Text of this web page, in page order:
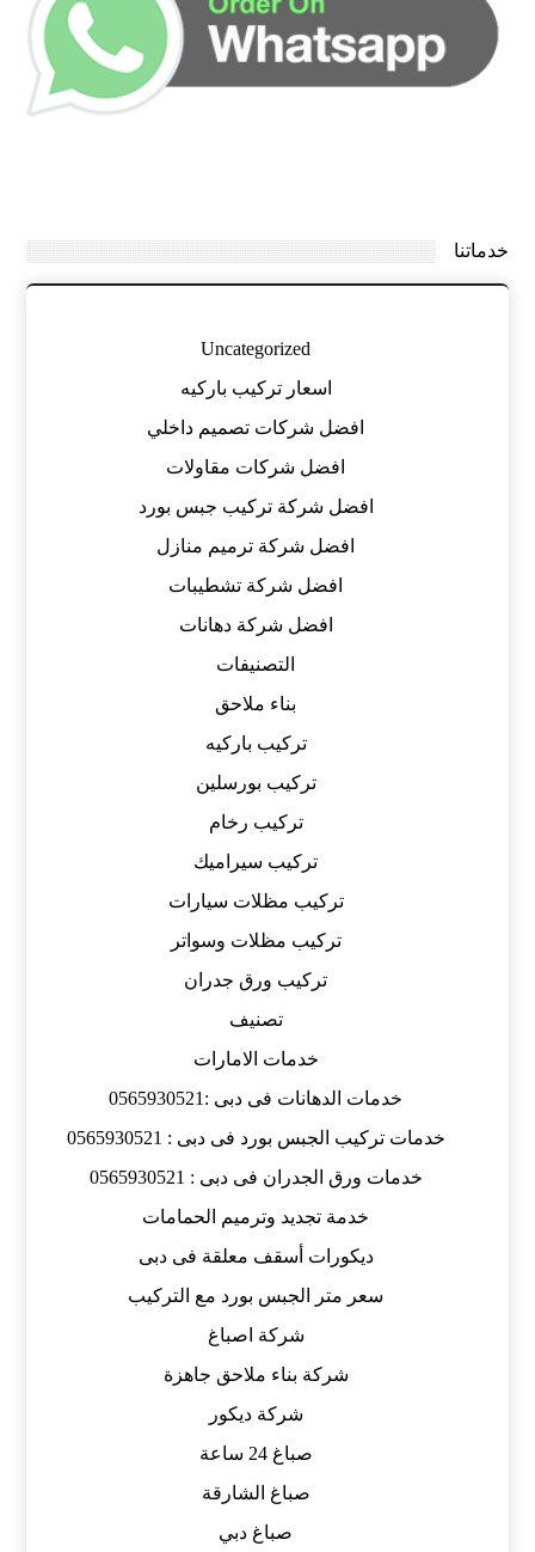
خدماتنا
Uncategorized
اسعار تركيب باركيه
افضل شركات تصميم داخلي
افضل شركات مقاولات
افضل شركة تركيب جبس بورد
افضل شركة ترميم منازل
افضل شركة تشطيبات
افضل شركة دهانات
التصنيفات
بناء ملاحق
تركيب باركيه
تركيب بورسلين
تركيب رخام
تركيب سيراميك
تركيب مظلات سيارات
تركيب مظلات وسواتر
تركيب ورق جدران
تصنيف
خدمات الامارات
خدمات الدهانات فى دبى :0565930521
خدمات تركيب الجبس بورد فى دبى : 0565930521
خدمات ورق الجدران فى دبى : 0565930521
خدمة تجديد وترميم الحمامات
ديكورات أسقف معلقة فى دبى
سعر متر الجبس بورد مع التركيب
شركة اصباغ
شركة بناء ملاحق جاهزة
شركة ديكور
صباغ 24 ساعة
صباغ الشارقة
صباغ دبي